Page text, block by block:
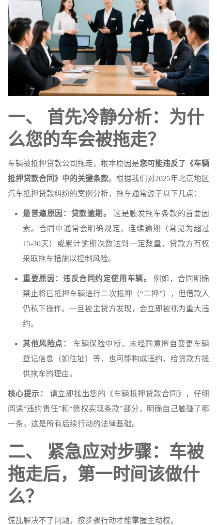
一、 首先冷静分析：为什
么您的车会被拖走？
车辆被抵押贷款公司拖走，根本原因是您可能违反了《车辆
抵押贷款合同》中的关键条款。根据我们对2025年北京地区
汽车抵押贷款纠纷的案例分析，拖车通常源于以下几点：
最普遍原因：贷款逾期。
这是触发拖车条款的首要因
素。合同中通常会明确规定，连续逾期（常见为超过
15-30天）或累计逾期次数达到一定数量，贷款方有权
采取拖车措施以控制风险。
重要原因：违反合同约定使用车辆。
例如，合同明确
禁止将已抵押车辆进行二次抵押（“二押”），但借款人
仍私下操作。一旦被主贷方发现，会立即被视为重大违
约。
其他风险点：
车辆保险中断、未经同意擅自变更车辆
登记信息（如住址）等，也可能构成违约，给贷款方提
供拖车的理由。
核心提示：
请立即找出您的《车辆抵押贷款合同》，仔细
阅读“违约责任”和“债权实现条款”部分，明确自己触碰了哪
一条。这是所有后续行动的法律基础。
二、 紧急应对步骤：车被
拖走后，第一时间该做什
么？
慌乱解决不了问题，按步骤行动才能掌握主动权。